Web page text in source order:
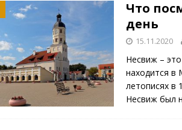
Что
день
15.11.2020
Несвиж –
находится в
летописях в
Несвиж был